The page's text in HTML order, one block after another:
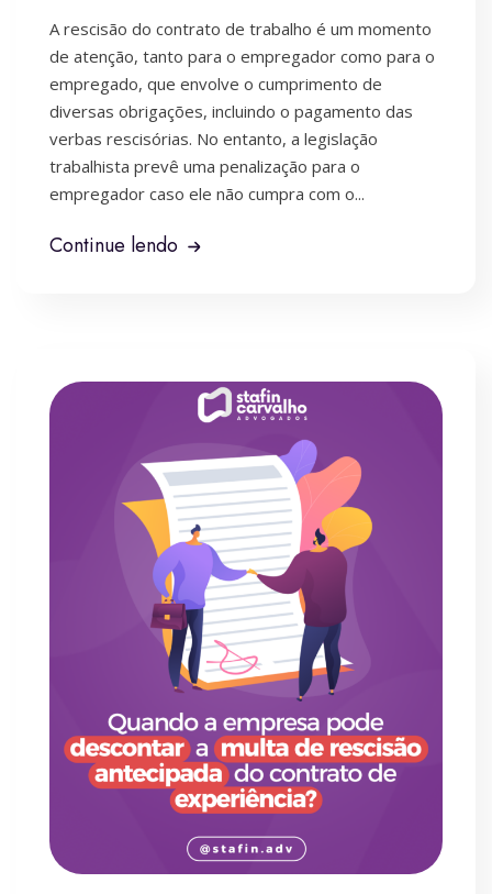
A rescisão do contrato de trabalho é um momento
de atenção, tanto para o empregador como para o
empregado, que envolve o cumprimento de
diversas obrigações, incluindo o pagamento das
verbas rescisórias. No entanto, a legislação
trabalhista prevê uma penalização para o
empregador caso ele não cumpra com o...
Continue lendo